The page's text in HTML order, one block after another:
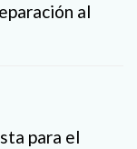
al
para el